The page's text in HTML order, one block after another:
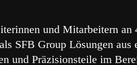
und Mitarbeitern an
SFB Group Lösungen
und Präzisionsteile im